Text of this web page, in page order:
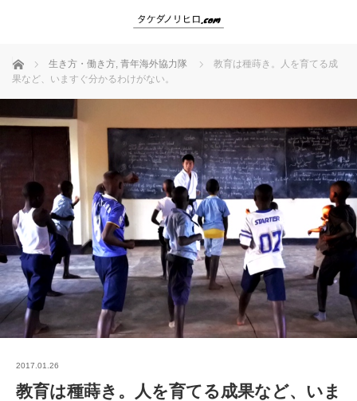
ホーム 生き方・働き方, 青年海外協力隊
教育は種蒔き。人を育てる成
果など、いますぐ分かるわけがない。
2017.01.26
教育は種蒔き。人を育てる成果など、いま